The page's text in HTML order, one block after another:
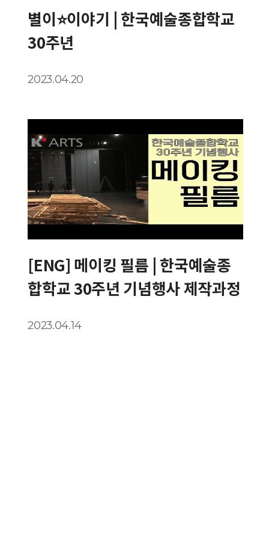
별이⭐이야기 | 한국예술종합학교
30주년
2023.04.20
[ENG] 메이킹 필름 | 한국예술종
합학교 30주년 기념행사 제작과정
2023.04.14